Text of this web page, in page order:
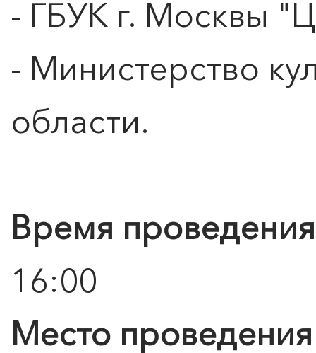
- ГБУК г. Москвы
- Министерство
области.
Время
16:00
Место
Подробнее